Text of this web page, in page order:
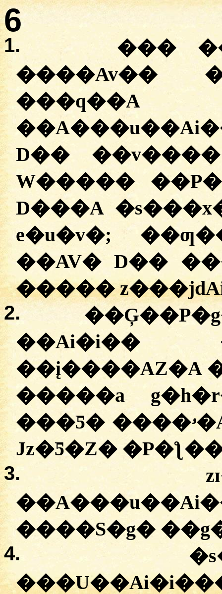
6
1.
���
����Av��
D��
W�����
D���A
e�u�v�;
��AV� D��
�����
2.
��Ai�i��
��į����AZ�A
�����a
���Ƽ� ����ۥ�A ����Av� v�Ī�i��A
Jz�Ƽ�Z�
3.
4.